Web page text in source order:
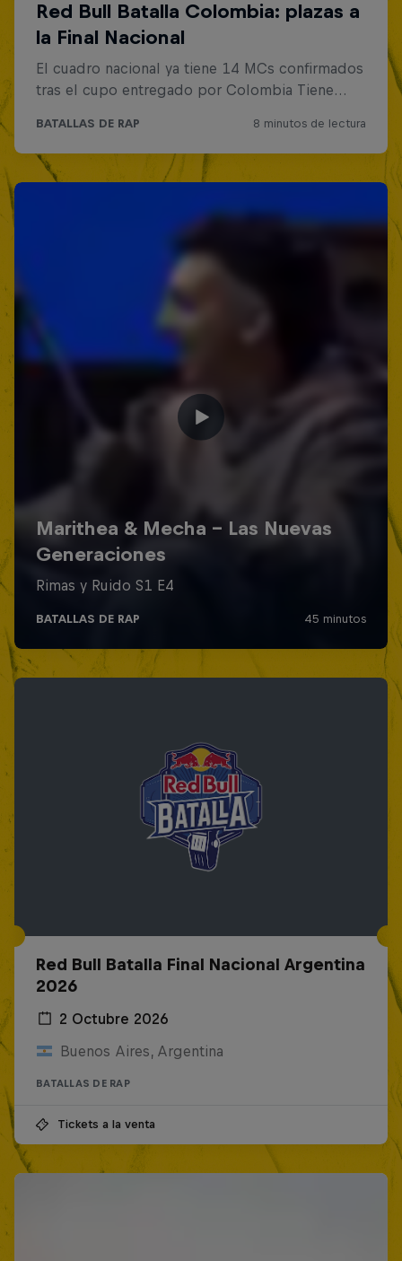
Red Bull Batalla Final Nacional Argentina
2026
2 Octubre 2026
Buenos Aires, Argentina
BATALLAS DE RAP
Tickets a la venta